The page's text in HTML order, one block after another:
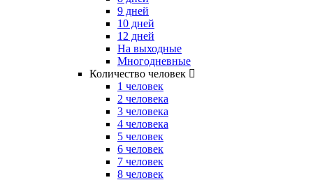
9 дней
10 дней
12 дней
На выходные
Многодневные
Количество человек
1 человек
2 человека
3 человека
4 человека
5 человек
6 человек
7 человек
8 человек